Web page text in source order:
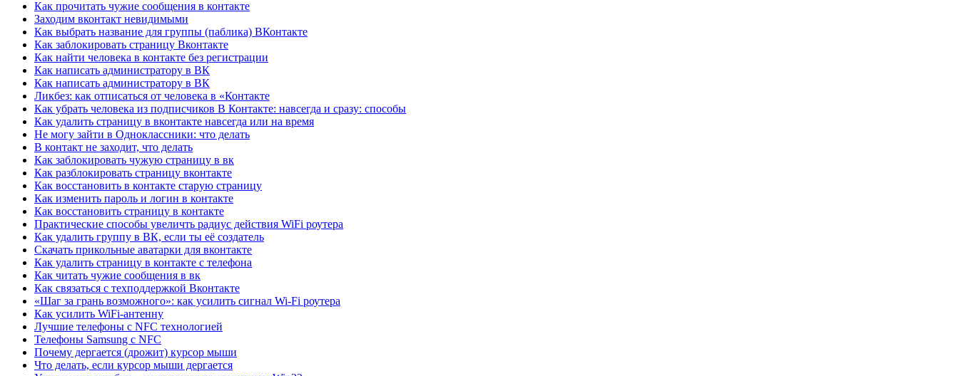
Как прочитать чужие сообщения в контакте
Заходим вконтакт невидимыми
Как выбрать название для группы (паблика) ВКонтакте
Как заблокировать страницу Вконтакте
Как найти человека в контакте без регистрации
Как написать администратору в ВК
Как написать администратору в ВК
Ликбез: как отписаться от человека в «Контакте
Как убрать человека из подписчиков В Контакте: навсегда и сразу: способы
Как удалить страницу в вконтакте навсегда или на время
Не могу зайти в Одноклассники: что делать
В контакт не заходит, что делать
Как заблокировать чужую страницу в вк
Как разблокировать страницу вконтакте
Как восстановить в контакте старую страницу
Как изменить пароль и логин в контакте
Как восстановить страницу в контакте
Практические способы увеличть радиус действия WiFi роутера
Как удалить группу в ВК, если ты её создатель
Скачать прикольные аватарки для вконтакте
Как удалить страницу в контакте с телефона
Как читать чужие сообщения в вк
Как связаться с техподдержкой Вконтакте
«Шаг за грань возможного»: как усилить сигнал Wi-Fi роутера
Как усилить WiFi-антенну
Лучшие телефоны с NFC технологией
Телефоны Samsung с NFC
Почему дергается (дрожит) курсор мыши
Что делать, если курсор мыши дергается